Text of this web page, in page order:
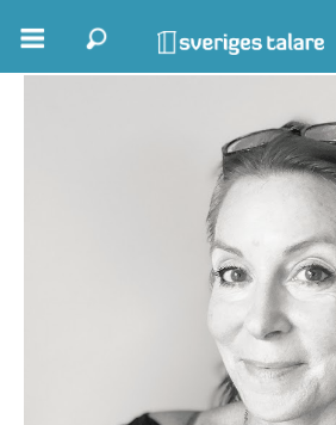
Inspirerande Föreläsare
Personlig utveckling, målsättning
Life Stories & Trivsel
Karin Forsell